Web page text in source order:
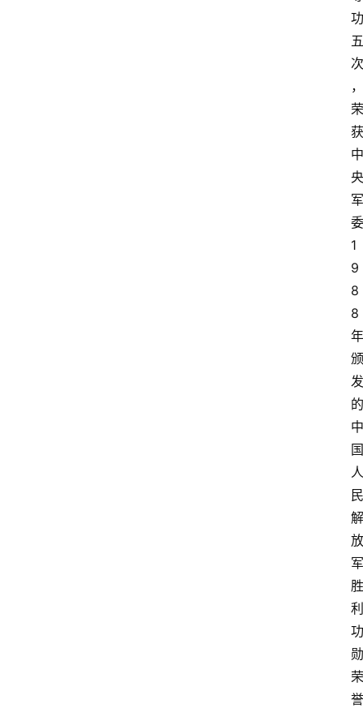
功
五
次
，
荣
获
中
央
军
委
1
9
8
8
年
颁
发
的
中
国
人
民
解
放
军
胜
利
功
勋
荣
誉